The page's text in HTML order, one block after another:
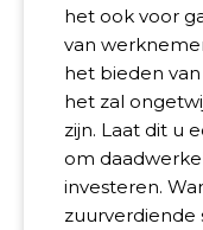
het ook voor
van
het bieden
het zal
zijn. Laat dit u
om
investeren.
zuurverdiende